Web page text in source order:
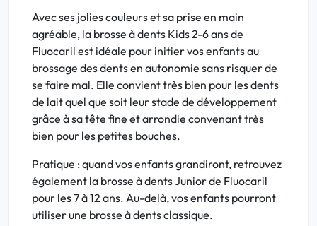
Avec ses jolies couleurs et sa prise en main
agréable, la brosse à dents Kids 2-6 ans de
Fluocaril est idéale pour initier vos enfants au
brossage des dents en autonomie sans risquer de
se faire mal. Elle convient très bien pour les dents
de lait quel que soit leur stade de développement
grâce à sa tête fine et arrondie convenant très
bien pour les petites bouches.
Pratique : quand vos enfants grandiront, retrouvez
également la brosse à dents Junior de Fluocaril
pour les 7 à 12 ans. Au-delà, vos enfants pourront
utiliser une brosse à dents classique.